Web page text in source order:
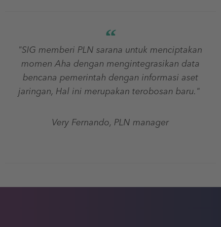
"SIG memberi PLN sarana untuk menciptakan
momen Aha dengan mengintegrasikan data
bencana pemerintah dengan informasi aset
jaringan, Hal ini merupakan terobosan baru."
Very Fernando, PLN manager